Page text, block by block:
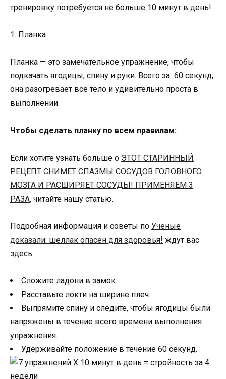
тренировку потребуется не больше 10 минут в день!
1. Планка
Планка — это замечательное упражнение, чтобы
подкачать ягодицы, спину и руки. Всего за 60 секунд,
она разогревает всё тело и удивительно проста в
выполнении.
Чтобы сделать планку по всем правилам:
Если хотите узнать больше о ЭТОТ СТАРИННЫЙ
РЕЦЕПТ СНИМЕТ СПАЗМЫ СОСУДОВ ГОЛОВНОГО
МОЗГА И РАСШИРЯЕТ СОСУДЫ! ПРИМЕНЯЕМ 3
РАЗА, читайте нашу статью.
Подробная информация и советы по Ученые
доказали: шеллак опасен для здоровья! ждут вас
здесь.
Сложите ладони в замок.
Расставьте локти на ширине плеч.
Выпрямите спину и следите, чтобы ягодицы были
напряжены в течение всего времени выполнения
упражнения.
Удерживайте положение в течение 60 секунд.